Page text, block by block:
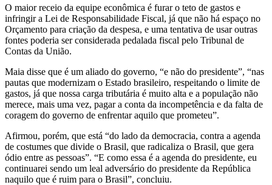
O maior receio da equipe econômica é furar o teto de gastos e
infringir a Lei de Responsabilidade Fiscal, já que não há espaço no
Orçamento para criação da despesa, e uma tentativa de usar outras
fontes poderia ser considerada pedalada fiscal pelo Tribunal de
Contas da União.
Maia disse que é um aliado do governo, “e não do presidente”, “nas
pautas que modernizam o Estado brasileiro, respeitando o limite de
gastos, já que nossa carga tributária é muito alta e a população não
merece, mais uma vez, pagar a conta da incompetência e da falta de
coragem do governo de enfrentar aquilo que prometeu”.
Afirmou, porém, que está “do lado da democracia, contra a agenda
de costumes que divide o Brasil, que radicaliza o Brasil, que gera
ódio entre as pessoas”. “E como essa é a agenda do presidente, eu
continuarei sendo um leal adversário do presidente da República
naquilo que é ruim para o Brasil”, concluiu.